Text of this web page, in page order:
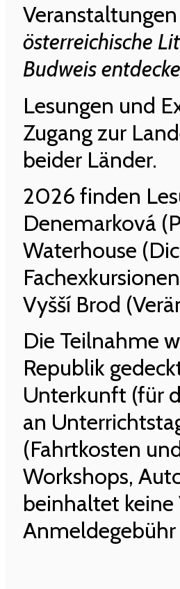
österreichische
Budweis
Lesungen und
Zugang zur
beider Länder.
2026 finden
Denemarková
Waterhouse
Vyšší Brod
Die Teilnahme
Republik
Unterkunft (für
an
(Fahrtkosten
Workshops,
beinhaltet